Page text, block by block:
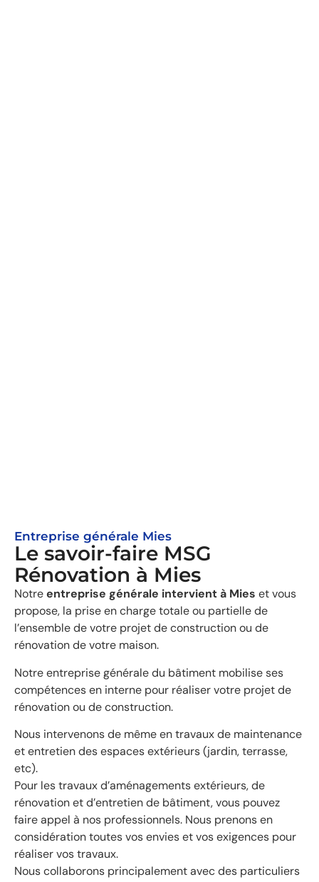
Entreprise générale Mies
Le savoir-faire MSG
Rénovation à Mies
Notreentreprise générale intervient à Mies et vous
propose, la prise en charge totale ou partielle de
l’ensemble de votre projet de construction ou de
rénovation de votre maison.
Notre entreprise générale du bâtiment mobilise ses
compétences en interne pour réaliser votre projet de
rénovation ou de construction.
Nous intervenons de même en travaux de maintenance
et entretien des espaces extérieurs (jardin, terrasse,
etc).
Pour les travaux d’aménagements extérieurs, de
rénovation et d’entretien de bâtiment, vous pouvez
faire appel à nos professionnels. Nous prenons en
considération toutes vos envies et vos exigences pour
réaliser vos travaux.
Nous collaborons principalement avec des particuliers